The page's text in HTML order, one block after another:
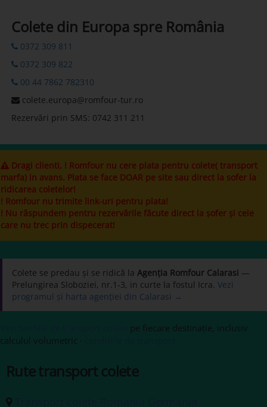
Colete din Europa spre România
0372 309 811
0372 309 822
00 44 7862 782310
colete.europa@romfour-tur.ro
Rezervări prin SMS: 0742 311 211
Dragi clienti, ! Romfour nu cere plata pentru colete( transport
marfa) in avans. Plata se face DOAR pe site sau direct la sofer la
ridicarea coletelor!
! Romfour nu trimite link-uri pentru plata!
! Nu răspundem pentru rezervările făcute direct la șofer și cele
care nu trec prin dispecerat!
Colete se predau și se ridică la Agenția Romfour Calarasi —
Prelungirea Sloboziei, nr.1-3, in curte la fostul Icra. Vezi
programul și harta agenției din Calarasi →
pe fiecare destinație, inclusiv
calculul volumetric ·
Rute transport colete